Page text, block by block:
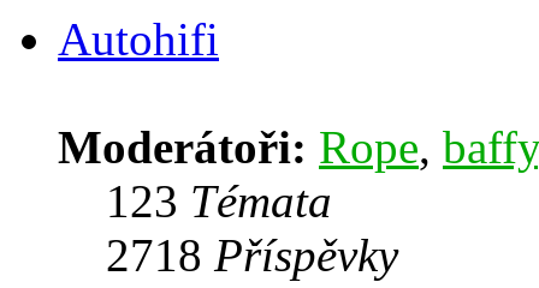
Autohifi
Moderátoři: Rope, baffy
123 Témata
2718 Příspěvky